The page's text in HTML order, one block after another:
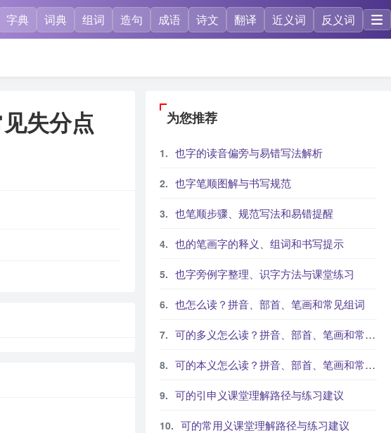
字典 词典 组词 造句 成语 诗文 翻译 近义词 反义词
为您推荐
也字的读音偏旁与易错写法解析
也字笔顺图解与书写规范
也笔顺步骤、规范写法和易错提醒
也的笔画字的释义、组词和书写提示
也字旁例字整理、识字方法与课堂练习
也怎么读？拼音、部首、笔画和常见组词
可的多义怎么读？拼音、部首、笔画和常见组词
可的本义怎么读？拼音、部首、笔画和常见组词
可的引申义课堂理解路径与练习建议
可的常用义课堂理解路径与练习建议
失分点